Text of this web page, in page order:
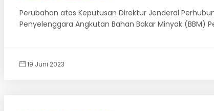
Perubahan atas Keputusan Direktur Jenderal
Penyelenggara Angkutan Bahan Bakar Minyak (BBM)
19 Juni 2023